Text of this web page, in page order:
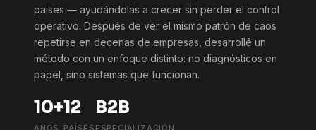
paises — ayudándolas a crecer sin perder el control
operativo. Después de ver el mismo patrón de caos
repetirse en decenas de empresas, desarrollé un
método con un enfoque distinto: no diagnósticos en
papel, sino sistemas que funcionan.
10+
AÑOS
12
PAÍSES
B2B
ESPECIALIZACIÓN